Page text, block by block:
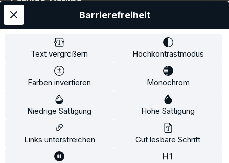
Service
Information
* Alle Preise inkl. gesetzl. Mehrwertsteuer zzgl.
und ggf. Nachnahmegebühren, wenn
Text vergrößern Hochkontrastmodus
Farben invertieren Monochrom
Niedrige Sättigung Hohe Sättigung
Links unterstreichen Gut lesbare Schrift
Barrierefreiheit